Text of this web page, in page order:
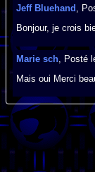
Jeff Bluehand ,
Bonjour, je crois
Marie sch , Posté
Mais oui Merci